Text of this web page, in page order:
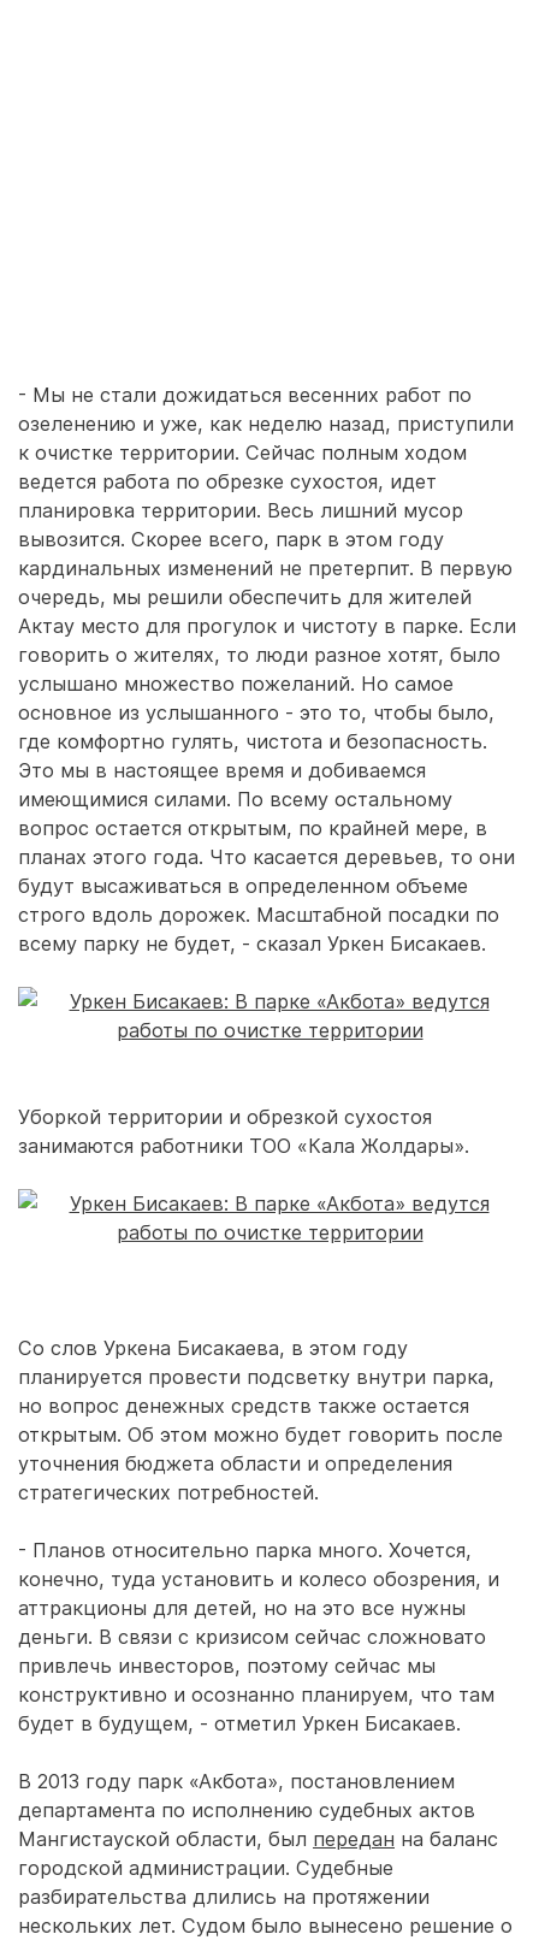
- Мы не стали дожидаться весенних работ по
озеленению и уже, как неделю назад, приступили
к очистке территории. Сейчас полным ходом
ведется работа по обрезке сухостоя, идет
планировка территории. Весь лишний мусор
вывозится. Скорее всего, парк в этом году
кардинальных изменений не претерпит. В первую
очередь, мы решили обеспечить для жителей
Актау место для прогулок и чистоту в парке. Если
говорить о жителях, то люди разное хотят, было
услышано множество пожеланий. Но самое
основное из услышанного - это то, чтобы было,
где комфортно гулять, чистота и безопасность.
Это мы в настоящее время и добиваемся
имеющимися силами. По всему остальному
вопрос остается открытым, по крайней мере, в
планах этого года. Что касается деревьев, то они
будут высаживаться в определенном объеме
строго вдоль дорожек. Масштабной посадки по
всему парку не будет, - сказал Уркен Бисакаев.
Уборкой территории и обрезкой сухостоя
занимаются работники ТОО «Кала Жолдары».
Со слов Уркена Бисакаева, в этом году
планируется провести подсветку внутри парка,
но вопрос денежных средств также остается
открытым. Об этом можно будет говорить после
уточнения бюджета области и определения
стратегических потребностей.
- Планов относительно парка много. Хочется,
конечно, туда установить и колесо обозрения, и
аттракционы для детей, но на это все нужны
деньги. В связи с кризисом сейчас сложновато
привлечь инвесторов, поэтому сейчас мы
конструктивно и осознанно планируем, что там
будет в будущем, - отметил Уркен Бисакаев.
В 2013 году парк «Акбота», постановлением
департамента по исполнению судебных актов
Мангистауской области, был передан на баланс
городской администрации. Судебные
разбирательства длились на протяжении
нескольких лет. Судом было вынесено решение о